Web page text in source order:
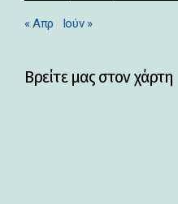
« Απρ Ιούν »
Βρείτε μας στον χάρτη